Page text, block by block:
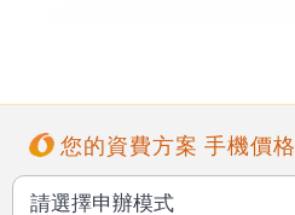
您的資費方案 手機價格